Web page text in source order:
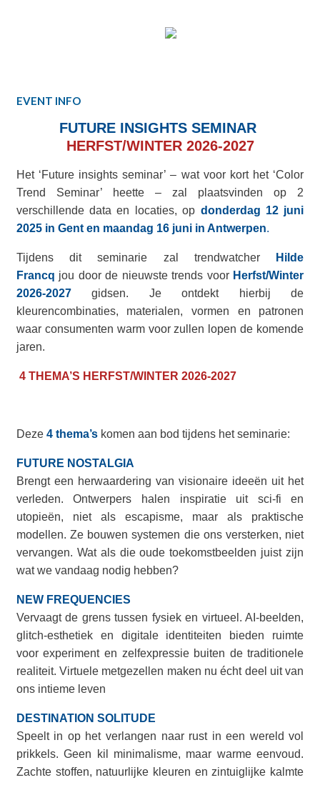
EVENT INFO
FUTURE INSIGHTS SEMINAR
HERFST/WINTER 2026-2027
Het ‘Future insights seminar’ – wat voor kort het ‘Color
Trend Seminar’ heette – zal plaatsvinden op 2
verschillende data en locaties, op donderdag 12 juni
2025 in Gent en maandag 16 juni in Antwerpen.
Tijdens dit seminarie zal trendwatcher
Hilde
Francq jou door de nieuwste trends voor Herfst/Winter
2026-2027
gidsen. Je ontdekt hierbij de
kleurencombinaties, materialen, vormen en patronen
waar consumenten warm voor zullen lopen de komende
jaren.
4 THEMA’S HERFST/WINTER 2026-2027
Deze 4 thema’skomen aan bod tijdens het seminarie:
FUTURE NOSTALGIA
Brengt een herwaardering van visionaire ideeën uit het
verleden. Ontwerpers halen inspiratie uit sci-fi en
utopieën, niet als escapisme, maar als praktische
modellen. Ze bouwen systemen die ons versterken, niet
vervangen. Wat als die oude toekomstbeelden juist zijn
wat we vandaag nodig hebben?
NEW FREQUENCIES
Vervaagt de grens tussen fysiek en virtueel. AI-beelden,
glitch-esthetiek en digitale identiteiten bieden ruimte
voor experiment en zelfexpressie buiten de traditionele
realiteit. Virtuele metgezellen maken nu écht deel uit van
ons intieme leven
DESTINATION SOLITUDE
Speelt in op het verlangen naar rust in een wereld vol
prikkels. Geen kil minimalisme, maar warme eenvoud.
Zachte stoffen, natuurlijke kleuren en zintuiglijke kalmte